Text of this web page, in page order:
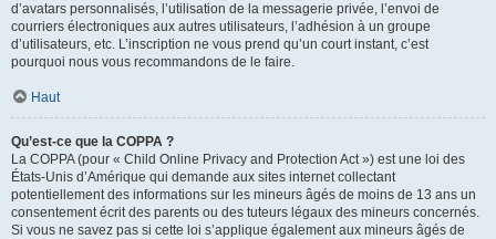
d’avatars personnalisés, l’utilisation de la messagerie privée, l’envoi de
courriers électroniques aux autres utilisateurs, l’adhésion à un groupe
d’utilisateurs, etc. L’inscription ne vous prend qu’un court instant, c’est
pourquoi nous vous recommandons de le faire.
Haut
Qu’est-ce que la COPPA ?
La COPPA (pour « Child Online Privacy and Protection Act ») est une loi des
États-Unis d’Amérique qui demande aux sites internet collectant
potentiellement des informations sur les mineurs âgés de moins de 13 ans un
consentement écrit des parents ou des tuteurs légaux des mineurs concernés.
Si vous ne savez pas si cette loi s’applique également aux mineurs âgés de